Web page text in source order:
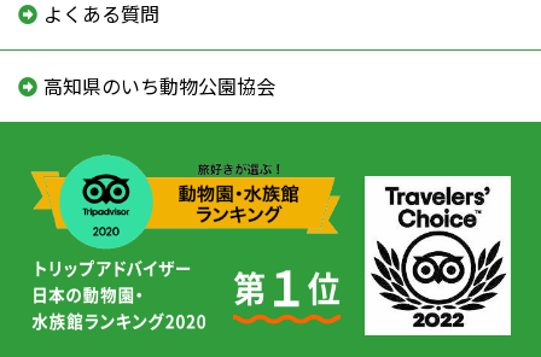
よくある質問
高知県のいち動物公園協会